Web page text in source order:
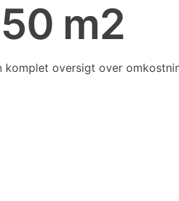
m2
oversigt over